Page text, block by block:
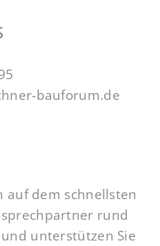
bauforum.de
dem schnellsten
rund
unterstützen Sie